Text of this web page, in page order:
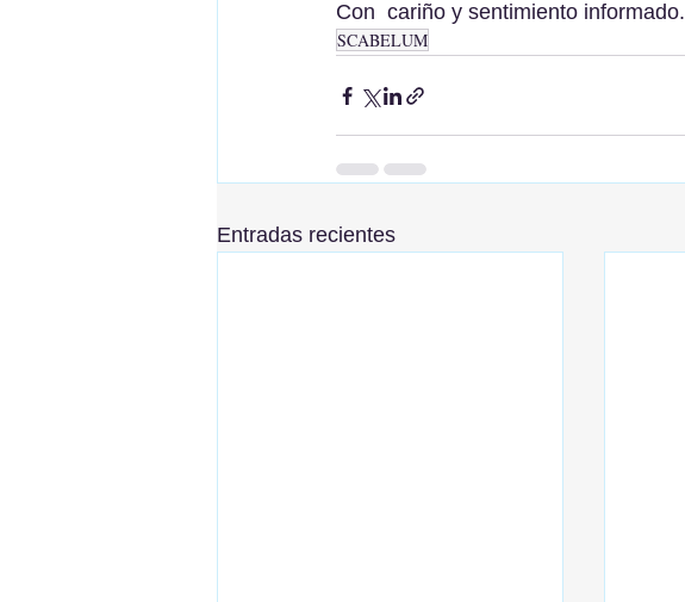
Con  cariño y sentimiento informado.
SCABELUM
Entradas recientes